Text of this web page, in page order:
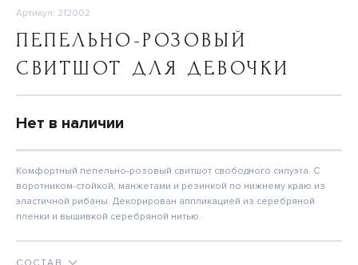
Артикул: 212002
ПЕПЕЛЬНО-РОЗОВЫЙ
СВИТШОТ ДЛЯ ДЕВОЧКИ
Нет в наличии
Комфортный пепельно-розовый свитшот свободного силуэта. С
воротником-стойкой, манжетами и резинкой по нижнему краю из
эластичной рибаны. Декорирован аппликацией из серебряной
пленки и вышивкой серебряной нитью.